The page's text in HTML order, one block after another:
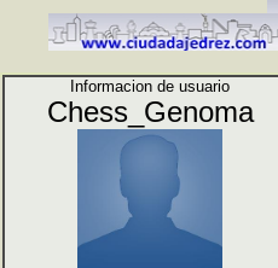
Informacion de usuario
Chess_Genoma